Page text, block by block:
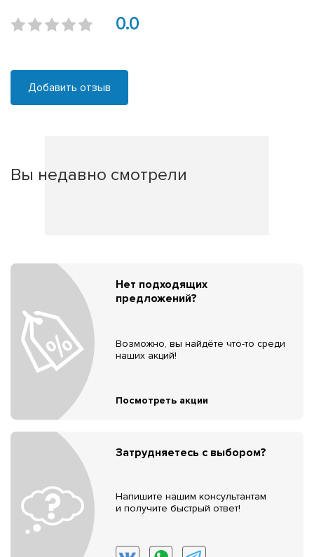
0.0
Добавить отзыв
Вы недавно смотрели
Нет подходящих
предложений?
Возможно, вы найдёте что-то среди
наших акций!
Посмотреть акции
Затрудняетесь с выбором?
Напишите нашим консультантам
и получите быстрый ответ!